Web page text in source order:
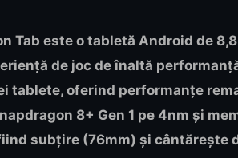
Tab este o tabletă Android de
de joc de înaltă
tablete, oferind performanțe
8+ Gen 1 pe 4nm și
subțire (76mm) și cântărește